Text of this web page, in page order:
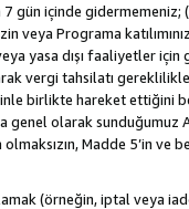
içinde gidermemeniz;
Programa
veya yasa dışı
vergi tahsilatı
birlikte hareket ettiğini
genel olarak
olmaksızın, Madde 5’in
(örneğin, iptal veya